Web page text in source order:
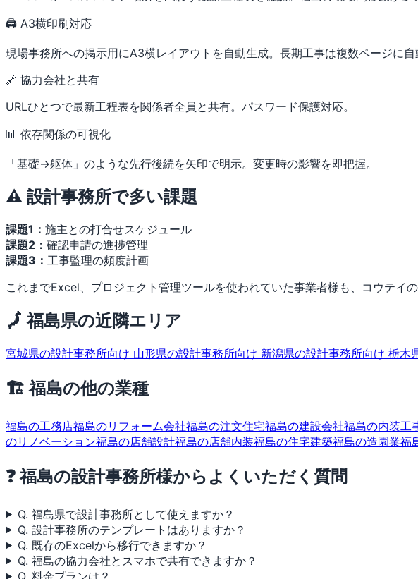
🖨 A3横印刷対応
現場事務所への掲示用にA3横レイアウトを自動生成。長期工事は複数ページに自
🔗 協力会社と共有
URLひとつで最新工程表を関係者全員と共有。パスワード保護対応。
📊 依存関係の可視化
「基礎→躯体」のような先行後続を矢印で明示。変更時の影響を即把握。
⚠️ 設計事務所で多い課題
課題1： 施主との打合せスケジュール
課題2： 確認申請の進捗管理
課題3： 工事監理の頻度計画
これまでExcel、プロジェクト管理ツールを使われていた事業者様も、コウテイ
🗾 福島県の近隣エリア
宮城県の設計事務所向け 山形県の設計事務所向け 新潟県の設計事務所向け 栃木
🏗 福島の他の業種
福島の工務店福島のリフォーム会社福島の注文住宅福島の建設会社福島の内装工
のリノベーション福島の店舗設計福島の店舗内装福島の住宅建築福島の造園業福
❓ 福島の設計事務所様からよくいただく質問
Q. 福島県で設計事務所として使えますか？
Q. 設計事務所のテンプレートはありますか？
Q. 既存のExcelから移行できますか？
Q. 福島の協力会社とスマホで共有できますか？
Q. 料金プランは？